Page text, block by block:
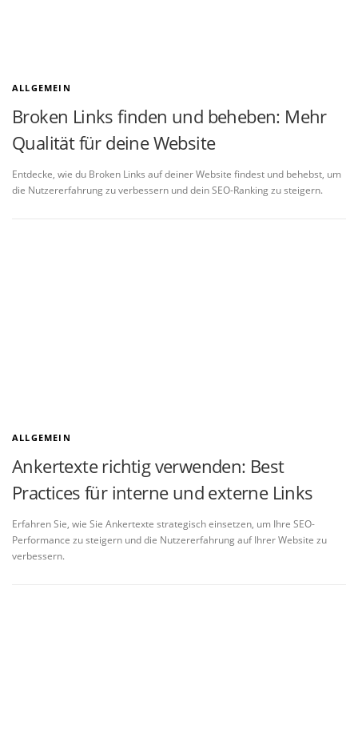
ALLGEMEIN
Broken Links finden und beheben: Mehr
Qualität für deine Website
Entdecke, wie du Broken Links auf deiner Website findest und behebst, um
die Nutzererfahrung zu verbessern und dein SEO-Ranking zu steigern.
ALLGEMEIN
Ankertexte richtig verwenden: Best
Practices für interne und externe Links
Erfahren Sie, wie Sie Ankertexte strategisch einsetzen, um Ihre SEO-
Performance zu steigern und die Nutzererfahrung auf Ihrer Website zu
verbessern.